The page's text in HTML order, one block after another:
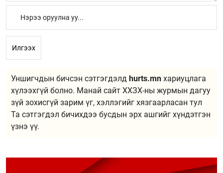
Илгээх
Уншигчдын бичсэн сэтгэгдэлд hurts.mn хариуцлага
хүлээхгүй болно. Манай сайт ХХЗХ-ны журмын дагуу
зүй зохисгүй зарим үг, хэллэгийг хязгаарласан тул
Та сэтгэгдэл бичихдээ бусдын эрх ашгийг хүндэтгэн
үзнэ үү.